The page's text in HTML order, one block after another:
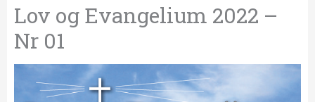
Lov og Evangelium 2022 –
Nr 01